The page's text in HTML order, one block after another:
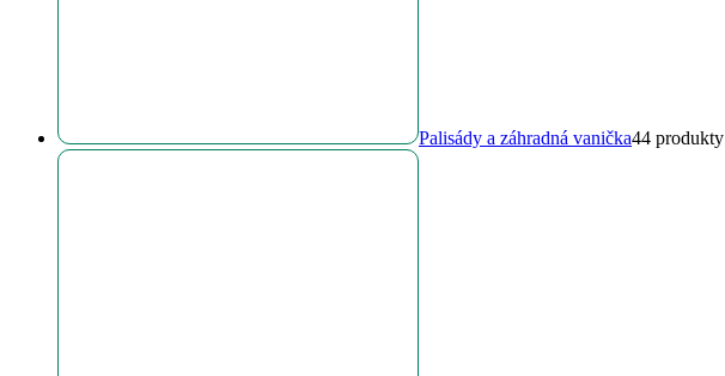
Palisády a záhradná vanička44 produkty